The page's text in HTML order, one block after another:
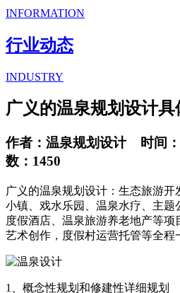
INFORMATION
行业动态
INDUSTRY
广义的温泉规划设计具
作者：温泉规划设计 时间
数：1450
广义的温泉规划设计：生态旅游
小镇、戏水乐园、温泉水疗、主
度假酒店、温泉旅游养老地产等
艺术创作，度假村运营托管等全程
1、概念性规划和修建性详细规划